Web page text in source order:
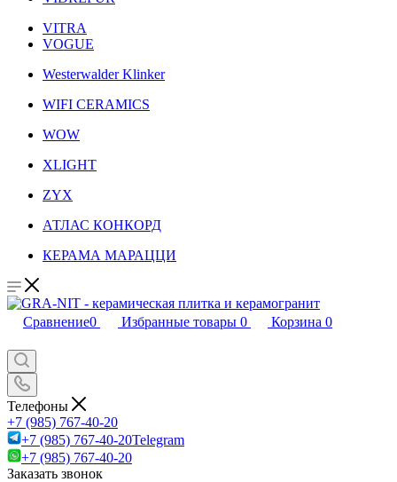
VITRA
VOGUE
Westerwalder Klinker
WIFI CERAMICS
WOW
XLIGHT
ZYX
АТЛАС КОНКОРД
КЕРАМА МАРАЦЦИ
Сравнение0 Избранные товары 0 Корзина 0
Телефоны
+7 (985) 767-40-20
+7 (985) 767-40-20Telegram
+7 (985) 767-40-20
Заказать звонок